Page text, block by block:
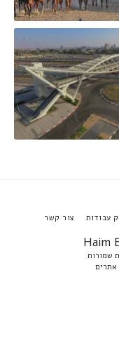
Haim
אתרים
צור קשר